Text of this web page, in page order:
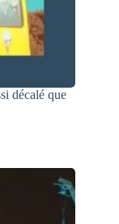
décalé que